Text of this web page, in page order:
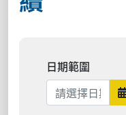
日期範圍